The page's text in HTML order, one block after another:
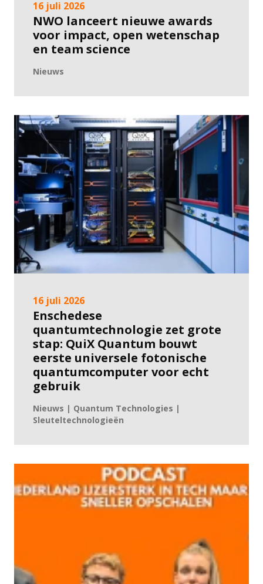
16 juli 2026
NWO lanceert nieuwe awards
voor impact, open wetenschap
en team science
Nieuws
16 juli 2026
Enschedese
quantumtechnologie zet grote
stap: QuiX Quantum bouwt
eerste universele fotonische
quantumcomputer voor echt
gebruik
Nieuws | Quantum Technologies |
Sleuteltechnologieën